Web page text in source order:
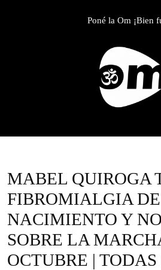
Poné la Om ¡Bien
MABEL QUIROGA
FIBROMIALGIA DE
NACIMIENTO Y
SOBRE LA
OCTUBRE |